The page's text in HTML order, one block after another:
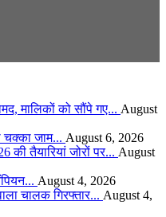
मालिकों को सौंपे गए... August
चक्का जाम... August 6, 2026
की तैयारियां जोरों पर... August
August 4, 2026
चालक गिरफ्तार... August 4,